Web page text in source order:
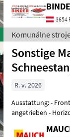
3654
Komunálne
Sonstige
R. v. 2026
Ausstattung: - Front- oder Heckhydraulik montierbar - hdraulisch
angetrieben -